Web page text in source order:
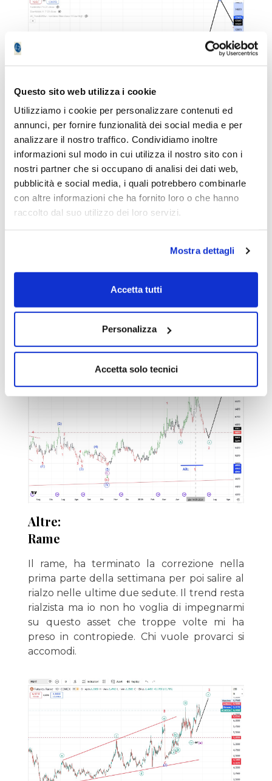
Questo sito web utilizza i cookie
Utilizziamo i cookie per personalizzare contenuti ed
annunci, per fornire funzionalità dei social media e per
analizzare il nostro traffico. Condividiamo inoltre
informazioni sul modo in cui utilizza il nostro sito con i
nostri partner che si occupano di analisi dei dati web,
pubblicità e social media, i quali potrebbero combinarle
con altre informazioni che ha fornito loro o che hanno
raccolto dal suo utilizzo dei loro servizi.
Mostra dettagli
Accetta tutti
Personalizza
Accetta solo tecnici
Wheat
Anche il grano si trova sulle fasi finali di
un’onda 2, ma qua per andare a regola dei
onda [a] per cui ci sta che il ribasso debba
caso potrebbe salire da subito senza
occuparsi del minimo di onda [a]. Da seguire.
Altre:
Rame
Il rame, ha terminato la correzione nella
prima parte della settimana per poi salire al
rialzo nelle ultime due sedute. Il trend resta
rialzista ma io non ho voglia di impegnarmi
su questo asset che troppe volte mi ha
preso in contropiede. Chi vuole provarci si
accomodi.